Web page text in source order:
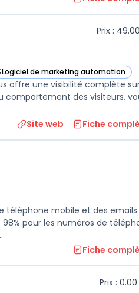
Prix : 49.00
Logiciel de marketing automation
Visitor Queue dans cette catégorie
offre une visibilité complète
comportement des visiteurs,
Site web Fiche
mobile et des emails
pour les numéros de
Fiche
Prix : 0.00